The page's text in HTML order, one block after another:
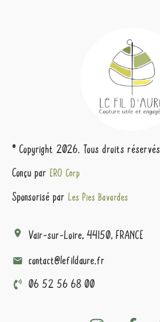
© Copyright 2026. Tous droits réservés
Conçu par ERO Corp
Sponsorisé par Les Pies Bavardes
Vair-sur-Loire, 44150, FRANCE
contact@lefildaure.fr
06 52 56 68 00